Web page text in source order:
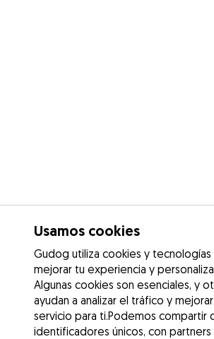
Usamos cookies
Gudog utiliza cookies y tecnologías
mejorar tu experiencia y
Algunas cookies son esenciales, y
ayudan a analizar el tráfico y
servicio para ti.Podemos compartir
identificadores únicos, con partners